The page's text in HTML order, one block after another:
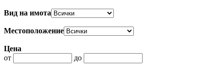
Вид на имота
Местоположение
Цена
от
до